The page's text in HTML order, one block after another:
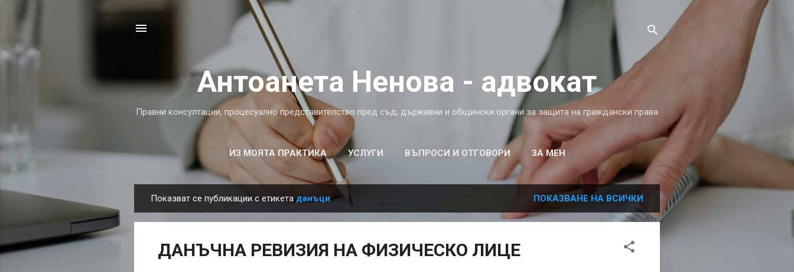
Антоанета Ненова - aдвокат
Правни консултации, процесуално представителство пред съд, държавни и общински органи за защита на граждански права
ИЗ МОЯТА ПРАКТИКА УСЛУГИ ВЪПРОСИ И ОТГОВОРИ ЗА МЕН
у
Показват се публикации с етикетаданъци ПОКАЗВАНЕ НА ВСИЧКИ
ДАНЪЧНА РЕВИЗИЯ НА ФИЗИЧЕСКО ЛИЦЕ